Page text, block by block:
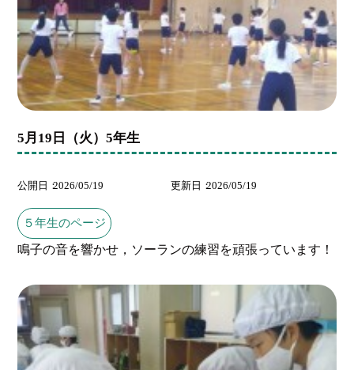
5月19日（火）5年生
公開日 2026/05/19 更新日 2026/05/19
５年生のページ
鳴子の音を響かせ，ソーランの練習を頑張っています！